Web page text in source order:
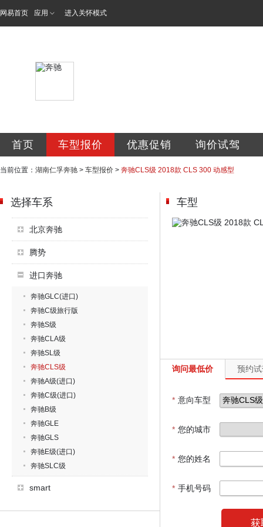
网易首页 应用 进入关怀模式
首页 车型报价 优惠促销 询价试驾
当前位置： 湖南仁孚奔驰 > 车型报价 > 奔驰CLS级 2018款 CLS 300 动感型
选择车系
北京奔驰
腾势
进口奔驰
奔驰GLC(进口)
奔驰C级旅行版
奔驰S级
奔驰CLA级
奔驰SL级
奔驰CLS级
奔驰A级(进口)
奔驰C级(进口)
奔驰B级
奔驰GLE
奔驰GLS
奔驰E级(进口)
奔驰SLC级
smart
车型
询问最低价 预约
* 意向车型
* 您的城市
* 您的姓名
* 手机号码
获